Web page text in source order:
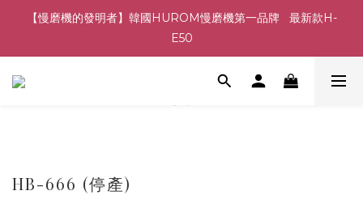
【慢磨機的發明者】韓國HUROM慢磨機第一品牌   最新款H-
E50
HB-666 (停產)